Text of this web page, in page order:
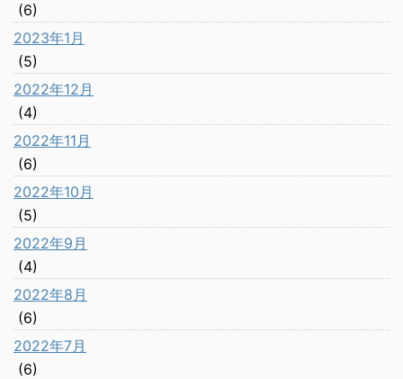
(6)
2023年1月
(5)
2022年12月
(4)
2022年11月
(6)
2022年10月
(5)
2022年9月
(4)
2022年8月
(6)
2022年7月
(6)